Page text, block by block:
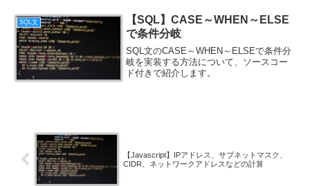
SQL文
【SQL】CASE～WHEN～ELSE
で条件分岐
SQL文のCASE～WHEN～ELSEで条件分
岐を実装する方法について、ソースコー
ド付きで紹介します。
【Javascript】IPアドレス、サブネットマスク、
CIDR、ネットワークアドレスなどの計算